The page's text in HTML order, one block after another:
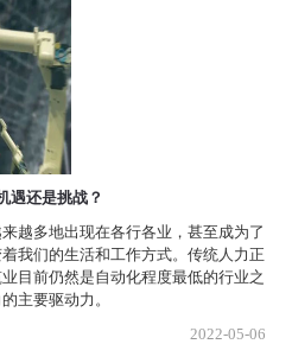
遇还是挑战？
越多地出现在各行各业，甚至成为了
我们的生活和工作方式。传统人力正
目前仍然是自动化程度最低的行业之
主要驱动力。
2022-05-06